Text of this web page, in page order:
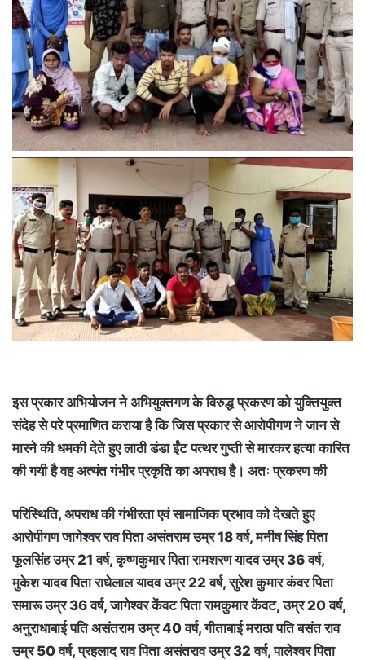
इस प्रकार अभियोजन ने अभियुक्तगण के विरुद्ध प्रकरण को युक्तियुक्त
संदेह से परे प्रमाणित कराया है कि जिस प्रकार से आरोपीगण ने जान से
मारने की धमकी देते हुए लाठी डंडा ईंट पत्थर गुप्ती से मारकर हत्या कारित
की गयी है वह अत्यंत गंभीर प्रकृति का अपराध है। अतः प्रकरण की
परिस्थिति, अपराध की गंभीरता एवं सामाजिक प्रभाव को देखते हुए
आरोपीगण जागेश्वर राव पिता असंतराम उम्र 18 वर्ष, मनीष सिंह पिता
फूलसिंह उम्र 21 वर्ष, कृष्णकुमार पिता रामशरण यादव उम्र 36 वर्ष,
मुकेश यादव पिता राधेलाल यादव उम्र 22 वर्ष, सुरेश कुमार कंवर पिता
समारू उम्र 36 वर्ष, जागेश्वर केंवट पिता रामकुमार केंवट, उम्र 20 वर्ष,
अनुराधाबाई पति असंतराम उम्र 40 वर्ष, गीताबाई मराठा पति बसंत राव
उम्र 50 वर्ष, प्रहलाद राव पिता असंतराव उम्र 32 वर्ष, पालेश्वर पिता